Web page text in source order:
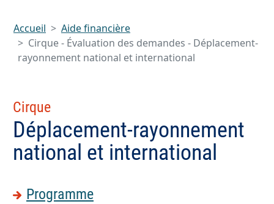
Accueil
Aide financière
Cirque - Évaluation des demandes - Déplacement-
rayonnement national et international
Cirque
Déplacement-rayonnement
national et international
Programme